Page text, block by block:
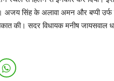
अजय सिंह के अलावा अमन और बप्पी
की। सदर विधायक मनीष